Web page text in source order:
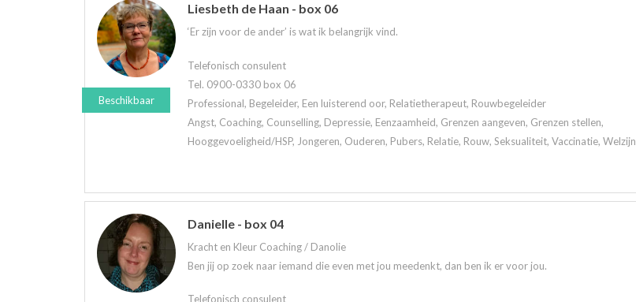
Liesbeth de Haan - box 06
‘Er zijn voor de ander’ is wat ik belangrijk vind.
Telefonisch consulent
Tel. 0900-0330 box 06
Professional, Begeleider, Een luisterend oor, Relatietherapeut, Rouwbegeleider
Angst, Coaching, Counselling, Depressie, Eenzaamheid, Grenzen aangeven, Grenzen stellen,
Hooggevoeligheid/HSP, Jongeren, Ouderen, Pubers, Relatie, Rouw, Seksualiteit, Vaccinatie, Welzijn
Beschikbaar
Danielle - box 04
Kracht en Kleur Coaching / Danolie
Ben jij op zoek naar iemand die even met jou meedenkt, dan ben ik er voor jou.
Telefonisch consulent